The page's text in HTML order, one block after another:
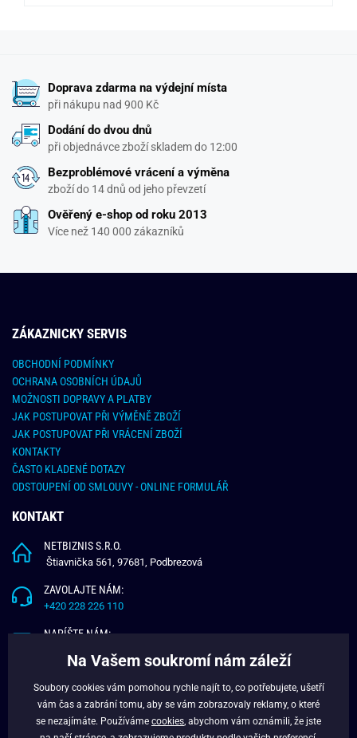
Doprava zdarma na výdejní místa
při nákupu nad 900 Kč
Dodání do dvou dnů
při objednávce zboží skladem do 12:00
Bezproblémové vrácení a výměna
zboží do 14 dnů od jeho převzetí
Ověřený e-shop od roku 2013
Více než 140 000 zákazníků
ZÁKAZNICKY SERVIS
OBCHODNÍ PODMÍNKY
OCHRANA OSOBNÍCH ÚDAJŮ
MOŽNOSTI DOPRAVY A PLATBY
JAK POSTUPOVAT PŘI VÝMĚNĚ ZBOŽÍ
JAK POSTUPOVAT PŘI VRÁCENÍ ZBOŽÍ
KONTAKTY
ČASTO KLADENÉ DOTAZY
ODSTOUPENÍ OD SMLOUVY - ONLINE FORMULÁŘ
KONTAKT
NETBIZNIS S.R.O.
Štiavnička 561, 97681, Podbrezová
ZAVOLAJTE NÁM:
+420 228 226 110
NAPÍŠTE NÁM:
O NÁS
VĚRNOSTNÍ PROGRAM
Na Vašem soukromí nám záleží
Soubory cookies vám pomohou rychle najít to, co potřebujete, ušetří
vám čas a zabrání tomu, aby se vám zobrazovaly reklamy, o které
se nezajímáte. Používáme cookies , abychom vám oznámili, že jste